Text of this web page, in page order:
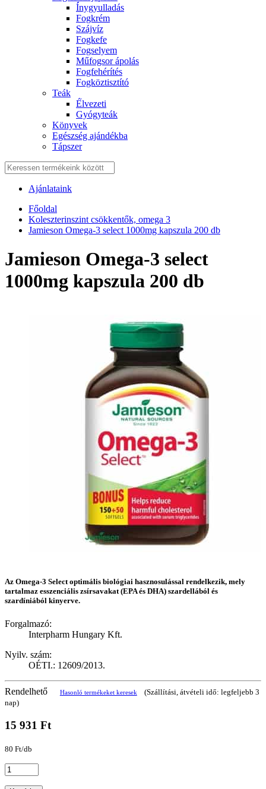
Í́nygyulladás
Fogkrém
Szájvíz
Fogkefe
Fogselyem
Műfogsor ápolás
Fogfehérítés
Fogköztisztító
Teák
É́lvezeti
Gyógyteák
Könyvek
Egészség ajándékba
Tápszer
Ajánlataink
Főoldal
Koleszterinszint csökkentők, omega 3
Jamieson Omega-3 select 1000mg kapszula 200 db
Jamieson Omega-3 select
1000mg kapszula 200 db
Az Omega-3 Select optimális biológiai hasznosulással rendelkezik, mely
tartalmaz esszenciális zsírsavakat (EPA és DHA) szardellából és
szardíniából kinyerve.
Forgalmazó:
Interpharm Hungary Kft.
Nyilv. szám:
OÉTI.: 12609/2013.
Rendelhető Hasonló termékeket keresek
(Szállítási, átvételi idő: legfeljebb 3
nap)
15 931 Ft
80 Ft/db